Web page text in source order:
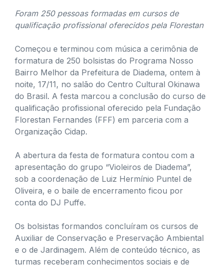
Foram 250 pessoas formadas em cursos de
qualificação profissional oferecidos pela Florestan
Começou e terminou com música a cerimônia de
formatura de 250 bolsistas do Programa Nosso
Bairro Melhor da Prefeitura de Diadema, ontem à
noite, 17/11, no salão do Centro Cultural Okinawa
do Brasil. A festa marcou a conclusão do curso de
qualificação profissional oferecido pela Fundação
Florestan Fernandes (FFF) em parceria com a
Organização Cidap.
A abertura da festa de formatura contou com a
apresentação do grupo “Violeiros de Diadema”,
sob a coordenação de Luiz Hermínio Puntel de
Oliveira, e o baile de encerramento ficou por
conta do DJ Puffe.
Os bolsistas formandos concluíram os cursos de
Auxiliar de Conservação e Preservação Ambiental
e o de Jardinagem. Além de conteúdo técnico, as
turmas receberam conhecimentos sociais e de